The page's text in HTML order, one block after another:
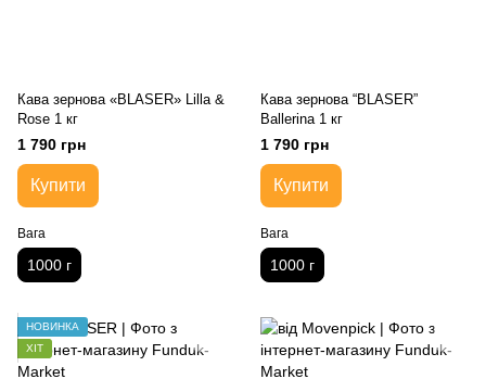
Кава зернова «BLASER» Lilla &
Rose 1 кг
1 790 грн
Купити
Вага
1000 г
Кава зернова “BLASER”
Ballerina 1 кг
1 790 грн
Купити
Вага
1000 г
НОВИНКА
ХІТ